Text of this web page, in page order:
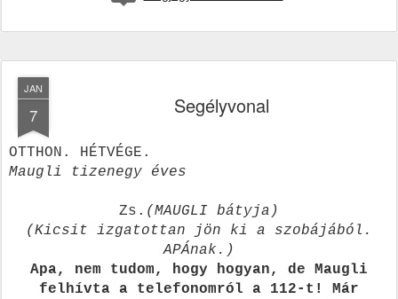
JAN
7 Segélyvonal
OTTHON. HÉTVÉGE.
Maugli tizenegy éves
Zs. (MAUGLI bátyja)
(Kicsit izgatottan jön ki a szobájából.
APÁnak.)
Apa, nem tudom, hogy hogyan, de Maugli
felhívta a telefonomról a 112-t! Már